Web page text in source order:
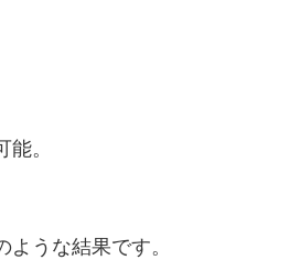
。
うな結果です。